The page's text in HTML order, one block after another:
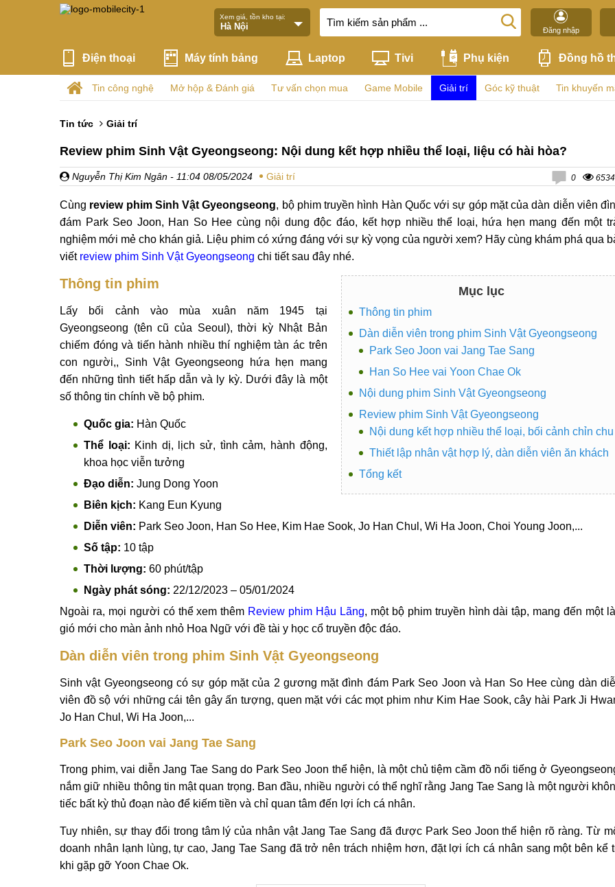
Xem giá, tồn kho tại:
Đăng nhập
Điện thoại Máy tính bảng Laptop Tivi Phụ kiện Đồng hồ
Tin công nghệ Mở hộp & Đánh giá Tư vấn chọn mua Game Mobile Giải trí Góc kỹ thuật Tin khuyến
Tin tức Giải trí
Review phim Sinh Vật Gyeongseong: Nội dung kết hợp nhiều thể loại, liệu có hài hòa?
Nguyễn Thị Kim Ngân - 11:04 08/05/2024 Giải trí 0 6534
Cùng review phim Sinh Vật Gyeongseong, bộ phim truyền hình Hàn Quốc với sự góp mặt của dàn diễn viên
đám Park Seo Joon, Han So Hee cùng nội dung độc đáo, kết hợp nhiều thể loại, hứa hẹn mang đến một
nghiệm mới mẻ cho khán giả. Liệu phim có xứng đáng với sự kỳ vọng của người xem? Hãy cùng khám phá qua
viết review phim Sinh Vật Gyeongseong chi tiết sau đây nhé.
Mục lục
Thông tin phim
Dàn diễn viên trong phim Sinh Vật Gyeongseong
Park Seo Joon vai Jang Tae Sang
Han So Hee vai Yoon Chae Ok
Nội dung phim Sinh Vật Gyeongseong
Review phim Sinh Vật Gyeongseong
Nội dung kết hợp nhiều thể loại, bối cảnh chỉn chu
Thiết lập nhân vật hợp lý, dàn diễn viên ăn khách
Tổng kết
Thông tin phim
Lấy bối cảnh vào mùa xuân năm 1945 tại
Gyeongseong (tên cũ của Seoul), thời kỳ Nhật Bản
chiếm đóng và tiến hành nhiều thí nghiệm tàn ác trên
con người,, Sinh Vật Gyeongseong hứa hẹn mang
đến những tình tiết hấp dẫn và ly kỳ. Dưới đây là một
số thông tin chính về bộ phim.
Quốc gia: Hàn Quốc
Thể loại: Kinh dị, lịch sử, tình cảm, hành động,
khoa học viễn tưởng
Đạo diễn: Jung Dong Yoon
Biên kịch: Kang Eun Kyung
Diễn viên: Park Seo Joon, Han So Hee, Kim Hae Sook, Jo Han Chul, Wi Ha Joon, Choi Young Joon,...
Số tập: 10 tập
Thời lượng: 60 phút/tập
Ngày phát sóng: 22/12/2023 – 05/01/2024
Ngoài ra, mọi người có thể xem thêm Review phim Hậu Lãng, một bộ phim truyền hình dài tập, mang đến một
gió mới cho màn ảnh nhỏ Hoa Ngữ với đề tài y học cổ truyền độc đáo.
Dàn diễn viên trong phim Sinh Vật Gyeongseong
Sinh vật Gyeongseong có sự góp mặt của 2 gương mặt đình đám Park Seo Joon và Han So Hee cùng dàn
viên đồ sộ với những cái tên gây ấn tượng, quen mặt với các mọt phim như Kim Hae Sook, cây hài Park Ji
Jo Han Chul, Wi Ha Joon,...
Park Seo Joon vai Jang Tae Sang
Trong phim, vai diễn Jang Tae Sang do Park Seo Joon thể hiện, là một chủ tiệm cầm đồ nổi tiếng ở
nắm giữ nhiều thông tin mật quan trọng. Ban đầu, nhiều người có thể nghĩ rằng Jang Tae Sang là một người
tiếc bất kỳ thủ đoạn nào để kiếm tiền và chỉ quan tâm đến lợi ích cá nhân.
Tuy nhiên, sự thay đổi trong tâm lý của nhân vật Jang Tae Sang đã được Park Seo Joon thể hiện rõ ràng. Từ
doanh nhân lạnh lùng, tự cao, Jang Tae Sang đã trở nên trách nhiệm hơn, đặt lợi ích cá nhân sang một bên kể
khi gặp gỡ Yoon Chae Ok.